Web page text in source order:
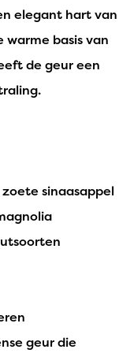
elegant hart van
warme basis van
de geur een
sinaasappel
geur die